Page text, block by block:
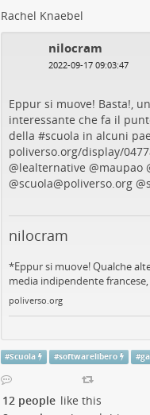
Rachel Knaebel
nilocram
2022-09-17 09:03:47
Eppur si muove! Basta!,
interessante che fa il
della #scuola in alcuni
poliverso.org/display/
@lealternative @maupao
@scuola@poliverso.org @
nilocram
*Eppur si muove! Qualche
media indipendente
poliverso.org
#Scuola #softwarelibero #
12 people like this